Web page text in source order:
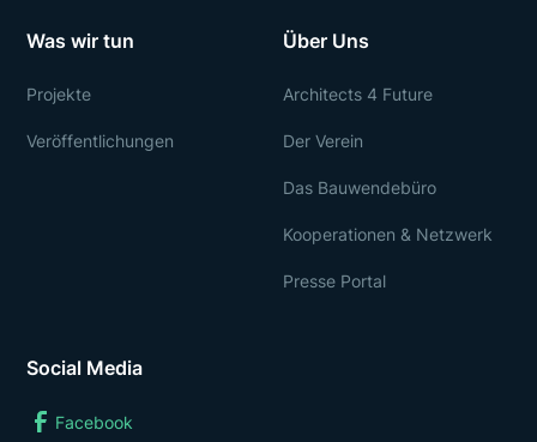
Social Media
Facebook
Was wir tun
Projekte
Veröffentlichungen
Über Uns
Architects 4 Future
Der Verein
Das Bauwendebüro
Kooperationen & Netzwerk
Presse Portal